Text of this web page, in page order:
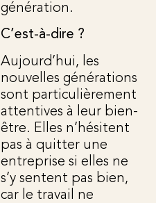
génération.
C’est-à-dire ?
Aujourd’hui, les
nouvelles générations
sont particulièrement
attentives à leur bien-
être. Elles n’hésitent
pas à quitter une
entreprise si elles ne
s’y sentent pas bien,
car le travail ne